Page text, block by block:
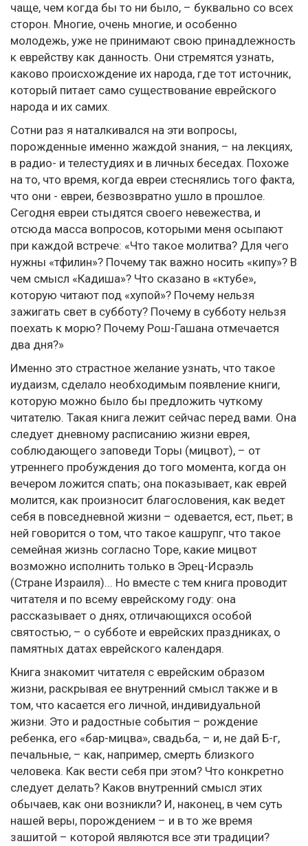
чаще, чем когда бы то ни было, – буквально со всех
сторон. Многие, очень многие, и особенно
молодежь, уже не принимают свою принадлежность
к еврейству как данность. Они стремятся узнать,
каково происхождение их народа, где тот источник,
который питает само существование еврейского
народа и их самих.
Сотни раз я наталкивался на эти вопросы,
порожденные именно жаждой знания, – на лекциях,
в радио- и телестудиях и в личных беседах. Похоже
на то, что время, когда евреи стеснялись того факта,
что они - евреи, безвозвратно ушло в прошлое.
Сегодня евреи стыдятся своего невежества, и
отсюда масса вопросов, которыми меня осыпают
при каждой встрече: «Что такое молитва? Для чего
нужны «тфилин»? Почему так важно носить «кипу»? В
чем смысл «Кадиша»? Что сказано в «ктубе»,
которую читают под «хупой»? Почему нельзя
зажигать свет в субботу? Почему в субботу нельзя
поехать к морю? Почему Рош-Гашана отмечается
два дня?»
Именно это страстное желание узнать, что такое
иудаизм, сделало необходимым появление книги,
которую можно было бы предложить чуткому
читателю. Такая книга лежит сейчас перед вами. Она
следует дневному расписанию жизни еврея,
соблюдающего заповеди Торы (мицвот), – от
утреннего пробуждения до того момента, когда он
вечером ложится спать; она показывает, как еврей
молится, как произносит благословения, как ведет
себя в повседневной жизни – одевается, ест, пьет; в
ней говорится о том, что такое кашрупг, что такое
семейная жизнь согласно Торе, какие мицвот
возможно исполнить только в Эрец-Исраэль
(Стране Израиля)... Но вместе с тем книга проводит
читателя и по всему еврейскому году: она
рассказывает о днях, отличающихся особой
святостью, – о субботе и еврейских праздниках, о
памятных датах еврейского календаря.
Книга знакомит читателя с еврейским образом
жизни, раскрывая ее внутренний смысл также и в
том, что касается его личной, индивидуальной
жизни. Это и радостные события – рождение
ребенка, его «бар-мицва», свадьба, – и, не дай Б-г,
печальные, – как, например, смерть близкого
человека. Как вести себя при этом? Что конкретно
следует делать? Каков внутренний смысл этих
обычаев, как они возникли? И, наконец, в чем суть
нашей веры, порождением – и в то же время
зашитой – которой являются все эти традиции?